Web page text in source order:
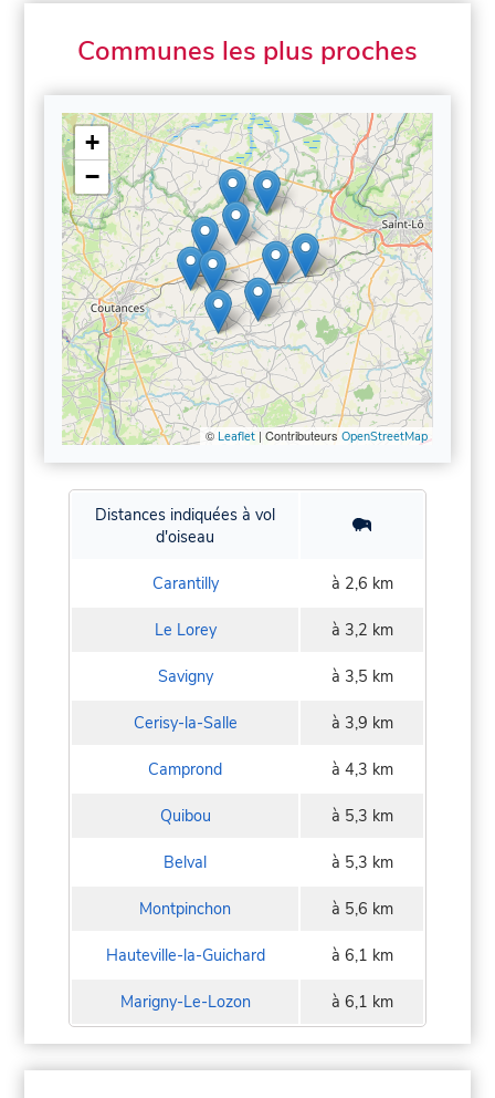
Communes les plus proches
+
−
© Leaflet| Contributeurs OpenStreetMap
Distances indiquées à vol
d'oiseau
Carantilly à 2,6 km
Le Lorey à 3,2 km
Savigny à 3,5 km
Cerisy-la-Salle à 3,9 km
Camprond à 4,3 km
Quibou à 5,3 km
Belval à 5,3 km
Montpinchon à 5,6 km
Hauteville-la-Guichard à 6,1 km
Marigny-Le-Lozon à 6,1 km